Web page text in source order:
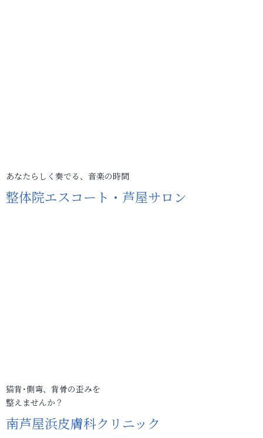
あなたらしく奏でる、音楽の時間
整体院エスコート・芦屋サロン
猫背･側弯、背骨の歪みを
整えませんか？
南芦屋浜皮膚科クリニック